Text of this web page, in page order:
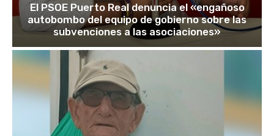
El PSOE Puerto Real denuncia el «engañoso
autobombo del equipo de gobierno sobre las
subvenciones a las asociaciones»